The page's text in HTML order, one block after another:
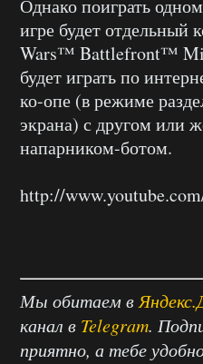
Однако поиграть
игре будет отдельный
Wars™ Battlefront™
будет играть по
ко-опе (в режиме
экрана) с другом или
напарником-ботом.
http://
Мы обитаем в
канал в Telegram.
приятно, а тебе